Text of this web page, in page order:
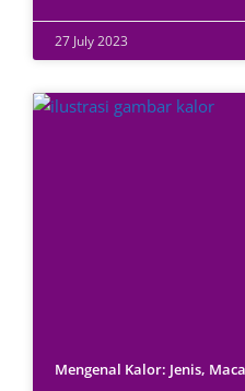
27 July 2023
Mengenal Kalor: Jenis,